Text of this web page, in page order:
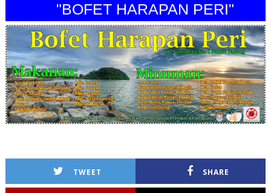
"BOFET HARAPAN PERI"
TWEET SHARE